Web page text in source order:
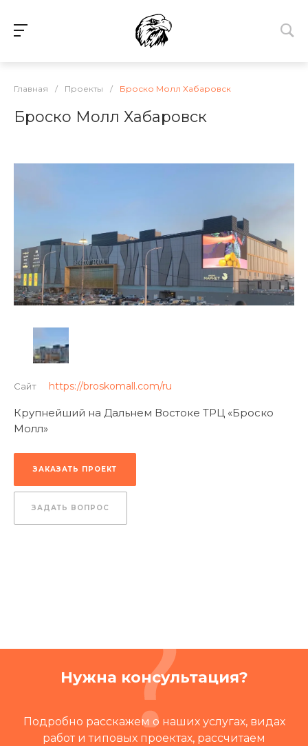
Главная / Проекты / Броско Молл Хабаровск
Броско Молл Хабаровск
Сайт https://broskomall.com/ru
Крупнейший на Дальнем Востоке ТРЦ «Броско
Молл»
ЗАКАЗАТЬ ПРОЕКТ
ЗАДАТЬ ВОПРОС
Нужна консультация?
Подробно расскажем о наших услугах, видах
работ и типовых проектах, рассчитаем